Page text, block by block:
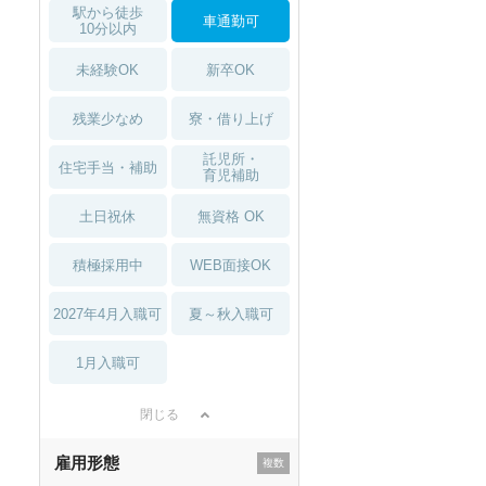
駅から徒歩
10分以内
車通勤可
未経験OK 新卒OK
残業少なめ 寮・借り上げ
住宅手当・補助
託児所・
育児補助
土日祝休 無資格 OK
積極採用中 WEB面接OK
2027年4月入職可 夏～秋入職可
1月入職可
閉じる
雇用形態